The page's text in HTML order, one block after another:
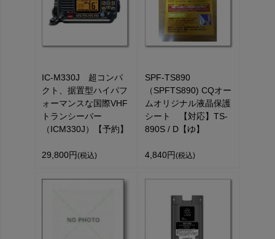
IC-M330J 超コンパ
クト、据置型ハイパフ
ォーマンスな国際VHF
トランシーバー
（ICM330J）【予約】
29,800円 (税込)
SPF-TS890
（SPFTS890) CQオー
ムオリジナル液晶保護
シート 【対応】TS-
890S / D【ゆ】
4,840円 (税込)